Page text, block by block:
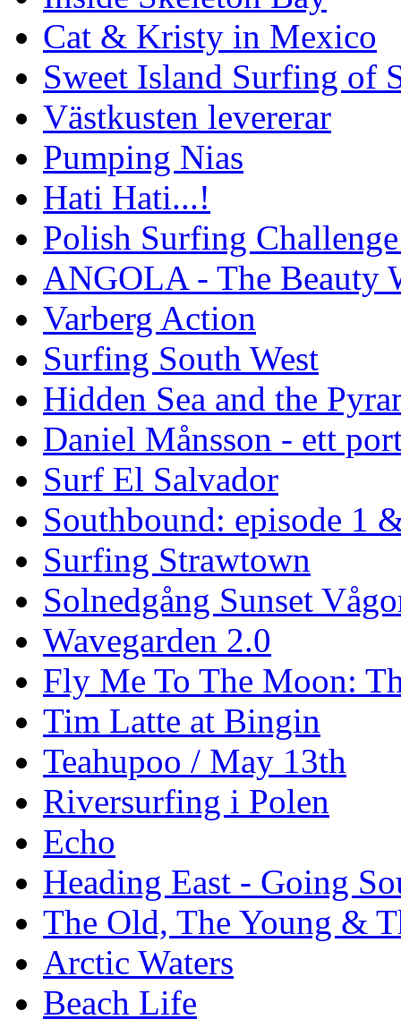
Cat & Kristy in Mexico
Sweet Island Surfing of
Västkusten levererar
Pumping Nias
Hati Hati...!
Polish Surfing
ANGOLA - The Beauty
Varberg Action
Surfing South West
Hidden Sea and the
Daniel Månsson - ett
Surf El Salvador
Southbound: episode 1
Surfing Strawtown
Solnedgång Sunset
Wavegarden 2.0
Fly Me To The Moon:
Tim Latte at Bingin
Teahupoo / May 13th
Riversurfing i Polen
Echo
Heading East - Going
The Old, The Young &
Arctic Waters
Beach Life